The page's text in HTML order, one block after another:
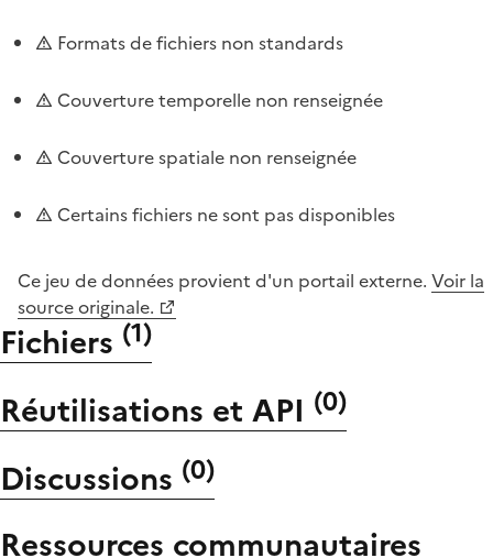
Formats de fichiers non standards
Couverture temporelle non renseignée
Couverture spatiale non renseignée
Certains fichiers ne sont pas disponibles
Ce jeu de données provient d'un portail externe. Voir la
source originale.
Fichiers (1)
Réutilisations et API (0)
Discussions (0)
Ressources communautaires